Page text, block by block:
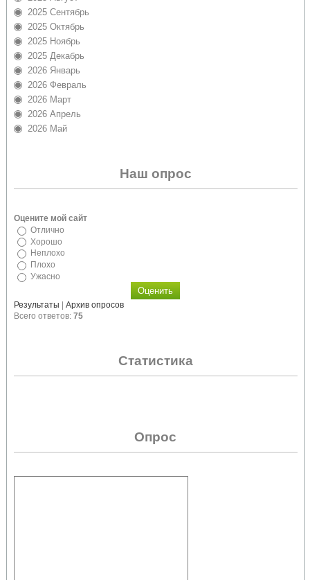
2025 Сентябрь
2025 Октябрь
2025 Ноябрь
2025 Декабрь
2026 Январь
2026 Февраль
2026 Март
2026 Апрель
2026 Май
Наш опрос
Оцените мой сайт
Отлично
Хорошо
Неплохо
Плохо
Ужасно
Результаты | Архив опросов
Всего ответов: 75
Статистика
Опрос